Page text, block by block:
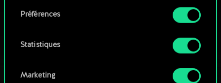
Vous pouvez consulter tous les détails sur notre
préférences dans le menu "Paramètres" ci-
Préférences
Statistiques
Marketing